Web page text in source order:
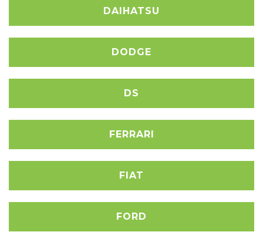
DAIHATSU
DODGE
DS
FERRARI
FIAT
FORD